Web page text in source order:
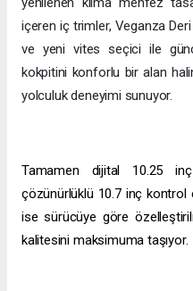
içeren iç trimler, Veganza
ve yeni vites seçici ile
kokpitini konforlu bir alan
yolculuk deneyimi sunuyor.
Tamamen dijital 10.25
çözünürlüklü 10.7 inç kontrol
ise sürücüye göre
kalitesini maksimuma taşıyor.